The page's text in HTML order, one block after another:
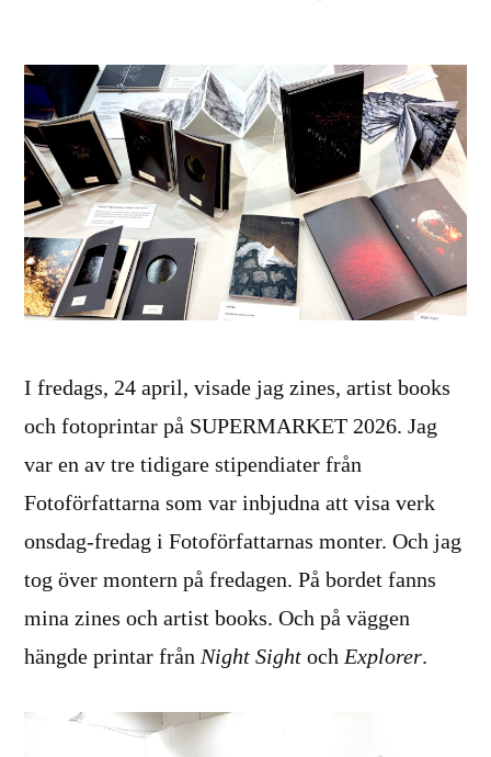
I fredags, 24 april, visade jag zines, artist books
och fotoprintar på SUPERMARKET 2026. Jag
var en av tre tidigare stipendiater från
Fotoförfattarna som var inbjudna att visa verk
onsdag-fredag i Fotoförfattarnas monter. Och jag
tog över montern på fredagen. På bordet fanns
mina zines och artist books. Och på väggen
hängde printar från Night Sight ochExplorer.